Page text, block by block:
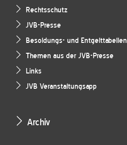
Rechtsschutz
JVB-Presse
Besoldungs- und Entgelttabellen
Themen aus der JVB-Presse
Links
JVB Veranstaltungsapp
Archiv